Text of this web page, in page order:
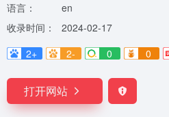
语言：
en
收录时间：
2024-02-17
2+
2- 0 0
打开网站